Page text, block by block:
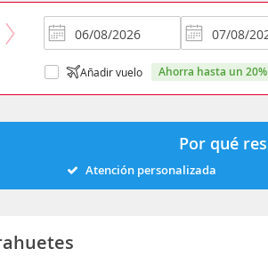
Añadir vuelo ahorra hasta un 20%
Por qué
Atención personalizada